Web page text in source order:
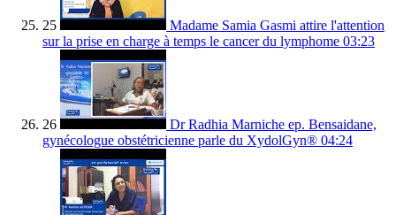
25
Madame Samia Gasmi attire l'attention
sur la prise en charge à temps le cancer du lymphome 03:23
26
Dr Radhia Marniche ep. Bensaidane,
gynécologue obstétricienne parle du XydolGyn® 04:24